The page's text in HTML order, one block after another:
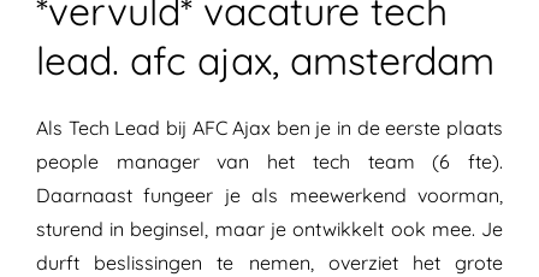
*vervuld* vacature tech
lead. afc ajax, amsterdam
Als Tech Lead bij AFC Ajax ben je in de eerste plaats
people manager van het tech team (6 fte).
Daarnaast fungeer je als meewerkend voorman,
sturend in beginsel, maar je ontwikkelt ook mee. Je
durft beslissingen te nemen, overziet het grote